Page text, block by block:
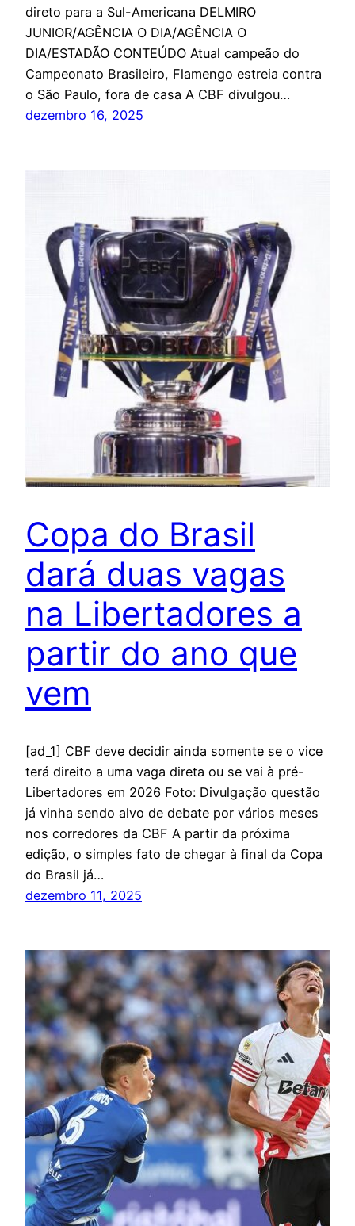
direto para a Sul-Americana DELMIRO
JUNIOR/AGÊNCIA O DIA/AGÊNCIA O
DIA/ESTADÃO CONTEÚDO Atual campeão do
Campeonato Brasileiro, Flamengo estreia contra
o São Paulo, fora de casa A CBF divulgou…
dezembro 16, 2025
Copa do Brasil
dará duas vagas
na Libertadores a
partir do ano que
vem
[ad_1] CBF deve decidir ainda somente se o vice
terá direito a uma vaga direta ou se vai à pré-
Libertadores em 2026 Foto: Divulgação questão
já vinha sendo alvo de debate por vários meses
nos corredores da CBF A partir da próxima
edição, o simples fato de chegar à final da Copa
do Brasil já…
dezembro 11, 2025